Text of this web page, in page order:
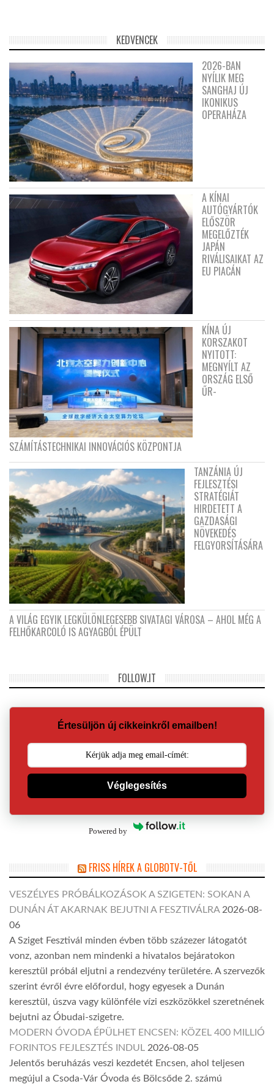
KEDVENCEK
2026-BAN
NYÍLIK MEG
SANGHAJ ÚJ
IKONIKUS
OPERAHÁZA
A KÍNAI
AUTÓGYÁRTÓK
ELŐSZÖR
MEGELŐZTÉK
JAPÁN
RIVÁLISAIKAT AZ
EU PIACÁN
KÍNA ÚJ
KORSZAKOT
NYITOTT:
MEGNYÍLT AZ
ORSZÁG ELSŐ
ŰR-
SZÁMÍTÁSTECHNIKAI INNOVÁCIÓS KÖZPONTJA
TANZÁNIA ÚJ
FEJLESZTÉSI
STRATÉGIÁT
HIRDETETT A
GAZDASÁGI
NÖVEKEDÉS
FELGYORSÍTÁSÁRA
A VILÁG EGYIK LEGKÜLÖNLEGESEBB SIVATAGI VÁROSA – AHOL MÉG A
FELHŐKARCOLÓ IS AGYAGBÓL ÉPÜLT
FOLLOW.IT
Értesüljön új cikkeinkről emailben!
Véglegesítés
Powered by
FRISS HÍREK A GLOBOTV-TŐL
VESZÉLYES PRÓBÁLKOZÁSOK A SZIGETEN: SOKAN A
DUNÁN ÁT AKARNAK BEJUTNI A FESZTIVÁLRA 2026-08-
06
A Sziget Fesztivál minden évben több százezer látogatót
vonz, azonban nem mindenki a hivatalos bejáratokon
keresztül próbál eljutni a rendezvény területére. A szervezők
szerint évről évre előfordul, hogy egyesek a Dunán
keresztül, úszva vagy különféle vízi eszközökkel szeretnének
bejutni az Óbudai-szigetre.
MODERN ÓVODA ÉPÜLHET ENCSEN: KÖZEL 400 MILLIÓ
FORINTOS FEJLESZTÉS INDUL 2026-08-05
Jelentős beruházás veszi kezdetét Encsen, ahol teljesen
megújul a Csoda-Vár Óvoda és Bölcsőde 2. számú